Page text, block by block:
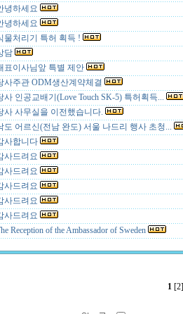
녕하세요
녕하세요
물처리기 특허 획득 !
담
표이사님앞 특별 제안
사주관 ODM생산계약체결
사 인공교배기(Love Touch SK-5) 특허획득...
사 사무실을 이전했습니다.
도 어르신(전남 완도) 서울 나드리 행사 초청...
사합니다
사드려요
사드려요
사드려요
사드려요
사드려요
Reception of the Ambassador of Sweden
1 [2]